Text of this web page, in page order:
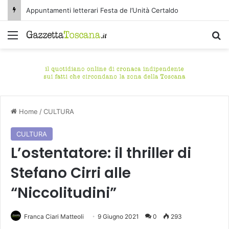
Appuntamenti letterari Festa de l’Unità Certaldo
Menu
Home /CULTURA
CULTURA
L’ostentatore: il thriller di
Stefano Cirri alle
“Niccolitudini”
Franca Ciari Matteoli 9 Giugno 2021 0 293